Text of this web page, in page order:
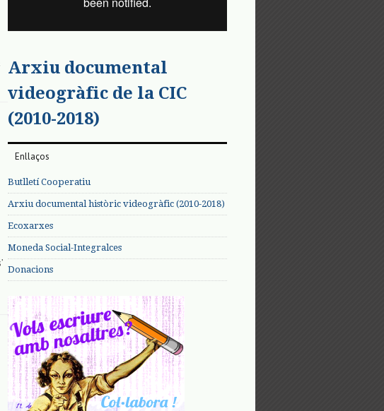
Arxiu documental
videogràfic de la CIC
(2010-2018)
Enllaços
Butlletí Cooperatiu
Arxiu documental històric videogràfic (2010-2018)
Ecoxarxes
Moneda Social-Integralces
Donacions